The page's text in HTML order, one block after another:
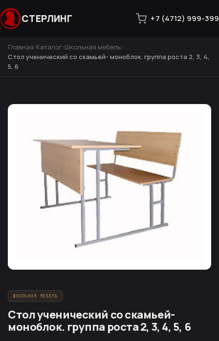
СТЕРЛИНГ +7 (4712) 999-399
Главная Каталог Школьная мебель
Стол ученический со скамьей- моноблок. группа роста 2, 3, 4,
5, 6
ШКОЛЬНАЯ МЕБЕЛЬ
Стол ученический со скамьей-
моноблок. группа роста 2, 3, 4, 5, 6